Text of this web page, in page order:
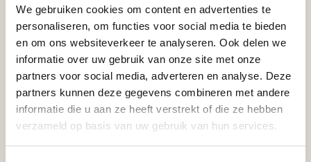
We gebruiken cookies om content en advertenties te
personaliseren, om functies voor social media te bieden
en om ons websiteverkeer te analyseren. Ook delen we
informatie over uw gebruik van onze site met onze
partners voor social media, adverteren en analyse. Deze
partners kunnen deze gegevens combineren met andere
informatie die u aan ze heeft verstrekt of die ze hebben
verzameld op basis van uw gebruik van hun services.
Maandag t/m vrijdag | 08.00 - 17.00 uur
Klantenservice